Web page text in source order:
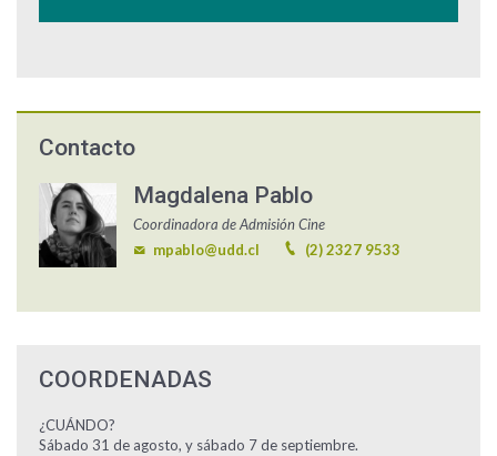
Contacto
Magdalena Pablo
Coordinadora de Admisión Cine
mpablo@udd.cl
(2) 2327 9533
COORDENADAS
¿CUÁNDO?
Sábado 31 de agosto, y sábado 7 de septiembre.